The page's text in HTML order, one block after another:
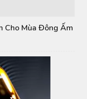
Cho Mùa Đông Ấm